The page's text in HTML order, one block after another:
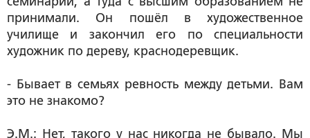
принимали. Он пошёл в художественное
училище и закончил его по специальности
художник по дереву, краснодеревщик.
- Бывает в семьях ревность между детьми. Вам
это не знакомо?
Э.М.: Нет, такого у нас никогда не бывало. Мы